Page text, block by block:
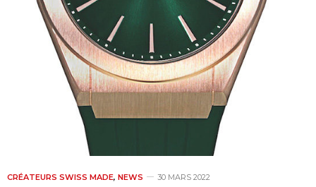
CRÉATEURS SWISS MADE, NEWS 30 MARS 2022